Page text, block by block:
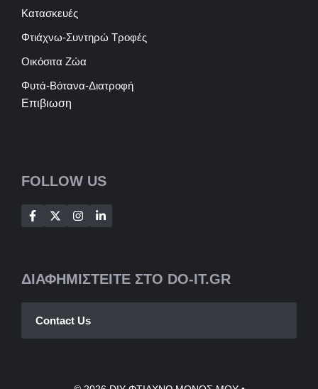
Κατασκευές
Φτιάχνω-Συντηρώ Τροφές
Οικόσιτα Ζώα
Φυτά-Βότανα-Διατροφή
Επιβιωση
FOLLOW US
ΔΙΑΦΗΜΙΣΤΕΙΤΕ ΣΤΟ DO-IT.GR
Contact Us